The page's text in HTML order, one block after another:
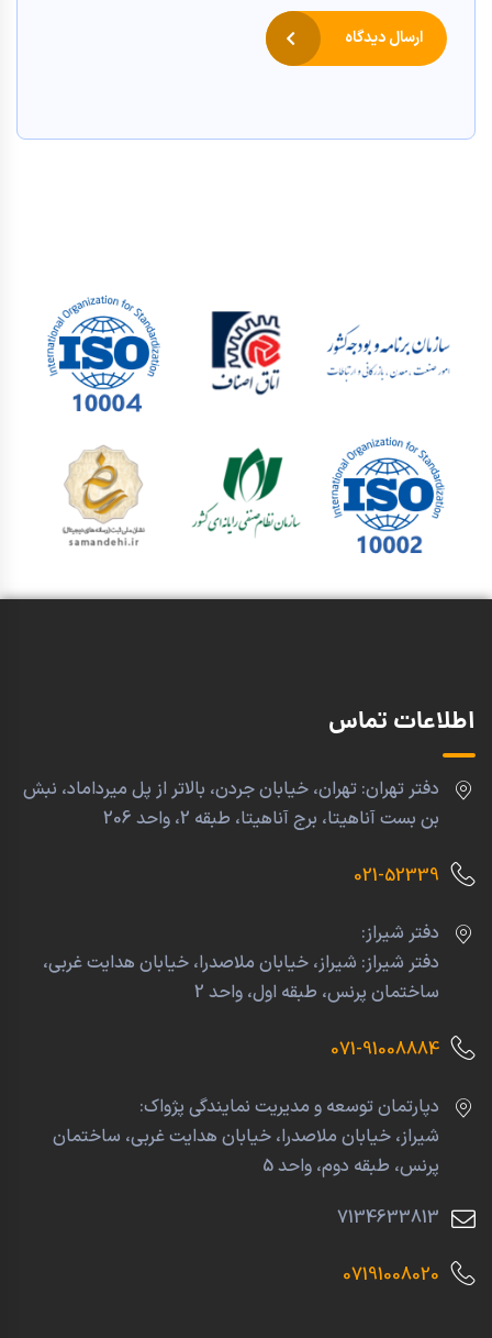
ارسال دیدگاه
اطلاعات تماس
دفتر تهران: تهران، خیابان جردن، بالاتر از پل میرداماد، نبش
بن بست آناهیتا، برج آناهیتا، طبقه 2، واحد 206
021-52339
دفتر شیراز:
دفتر شیراز: شیراز، خیابان ملاصدرا، خیابان هدایت غربی،
ساختمان پرنس، طبقه اول، واحد 2
071-91008884
دپارتمان توسعه و مدیریت نمایندگی پژواک:
شیراز، خیابان ملاصدرا، خیابان هدایت غربی، ساختمان
پرنس، طبقه دوم، واحد 5
7134633813
07191008020